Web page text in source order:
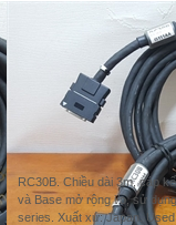
RC30B. Chiều dài 3m, cáp
và Base mở rộng i/o, sử
series. Xuất xứ: Japan.